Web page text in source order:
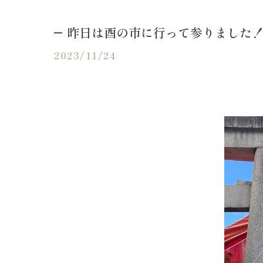
昨日は酉の市に行って参りました
2023/11/24